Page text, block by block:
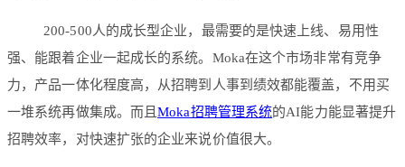
200-500人的成长型企业，最需要的是快速上线、易用性
强、能跟着企业一起成长的系统。Moka在这个市场非常有竞争
力，产品一体化程度高，从招聘到人事到绩效都能覆盖，不用买
一堆系统再做集成。而且Moka招聘管理系统的AI能力能显著提升
招聘效率，对快速扩张的企业来说价值很大。